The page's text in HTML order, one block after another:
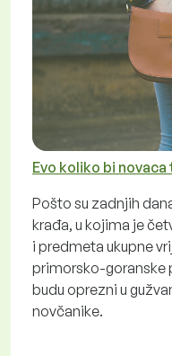
Evo koliko bi
Pošto su zadnjih
krađa, u kojima je
i predmeta ukupne
primorsko-goranske
budu oprezni u
novčanike.